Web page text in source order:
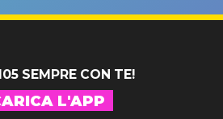
SEMPRE CON TE!
L'APP